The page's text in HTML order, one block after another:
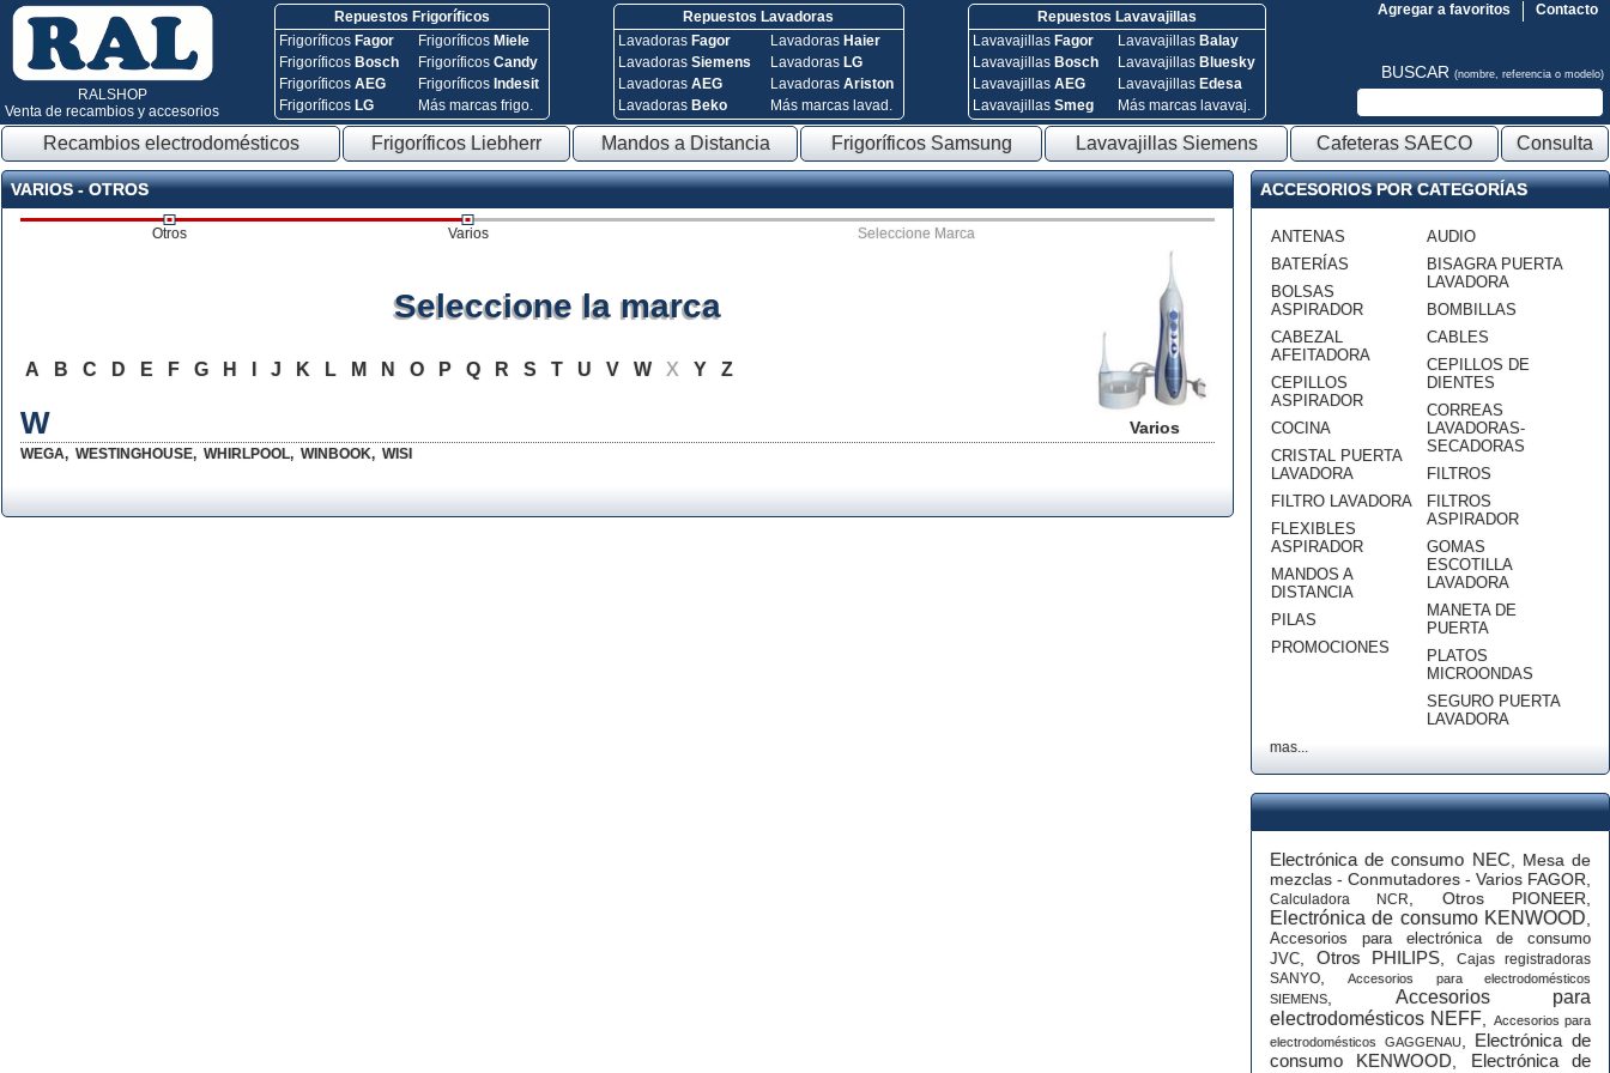
RALSHOP
Venta de recambios y accesorios
Repuestos Frigoríficos
Frigoríficos Fagor
Frigoríficos Bosch
FrigoríficosAEG
Frigoríficos LG
Frigoríficos Miele
FrigoríficosCandy
Frigoríficos Indesit
Más marcas frigo.
Repuestos Lavadoras
Lavadoras Fagor
Lavadoras Siemens
Lavadoras AEG
Lavadoras Beko
Lavadoras Haier
Lavadoras LG
Lavadoras Ariston
Más marcas lavad.
Repuestos Lavavajillas
Lavavajillas Fagor
Lavavajillas Bosch
Lavavajillas AEG
Lavavajillas Smeg
Lavavajillas Balay
Lavavajillas Bluesky
Lavavajillas Edesa
Más marcas lavavaj.
Contacto
Agregar a favoritos
BUSCAR (nombre, referencia o modelo)
Recambios electrodomésticos Frigoríficos Liebherr Mandos a Distancia Frigoríficos Samsung Lavavajillas Siemens Cafeteras SAECO Consulta
VARIOS - OTROS
Otros Varios Seleccione Marca
Varios
Seleccione la marca
A B C D E F G H J K L M N O P Q R S T U V W X Y Z
W
WEGA, WESTINGHOUSE, WHIRLPOOL, WINBOOK, WISI
ACCESORIOS POR CATEGORÍAS
ANTENAS
BATERÍAS
BOLSAS
ASPIRADOR
CABEZAL
AFEITADORA
CEPILLOS
ASPIRADOR
COCINA
CRISTAL PUERTA
LAVADORA
FILTRO LAVADORA
FLEXIBLES
ASPIRADOR
MANDOS A
DISTANCIA
PILAS
PROMOCIONES
AUDIO
BISAGRA PUERTA
LAVADORA
BOMBILLAS
CABLES
CEPILLOS DE
DIENTES
CORREAS
LAVADORAS-
SECADORAS
FILTROS
FILTROS
ASPIRADOR
GOMAS
ESCOTILLA
LAVADORA
MANETA DE
PUERTA
PLATOS
MICROONDAS
SEGURO PUERTA
LAVADORA
mas...
Electrónica de consumo NEC
Mesa de
mezclas - Conmutadores - Varios FAGOR
Calculadora NCR Otros PIONEER
Electrónica de consumo KENWOOD
Accesorios para electrónica de consumo
JVC
Otros PHILIPS
Cajas registradoras
SANYO ,Accesorios para electrodomésticos
SIEMENS
Accesorios para
electrodomésticos NEFF
Accesorios para
electrodomésticos GAGGENAU, Electrónica de
consumo KENWOOD
Electrónica de